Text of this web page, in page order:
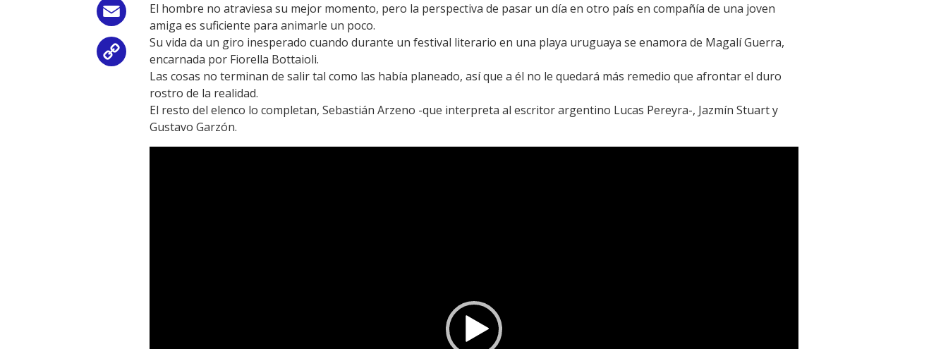
Email
Copy
Link
El hombre no atraviesa su mejor momento, pero la perspectiva de pasar un día en otro país en compañía de una joven
amiga es suficiente para animarle un poco.
Su vida da un giro inesperado cuando durante un festival literario en una playa uruguaya se enamora de Magalí Guerra,
encarnada por Fiorella Bottaioli.
Las cosas no terminan de salir tal como las había planeado, así que a él no le quedará más remedio que afrontar el duro
rostro de la realidad.
El resto del elenco lo completan, Sebastián Arzeno -que interpreta al escritor argentino Lucas Pereyra-, Jazmín Stuart y
Gustavo Garzón.